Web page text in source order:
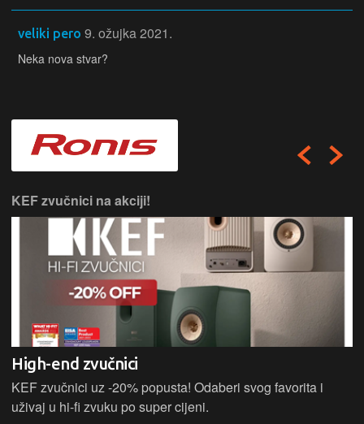
veliki pero 9. ožujka 2021.
Neka nova stvar?
KEF zvučnici na akciji!
High-end zvučnici
KEF zvučnici uz -20% popusta! Odaberi svog favorita i
uživaj u hi-fi zvuku po super cijeni.